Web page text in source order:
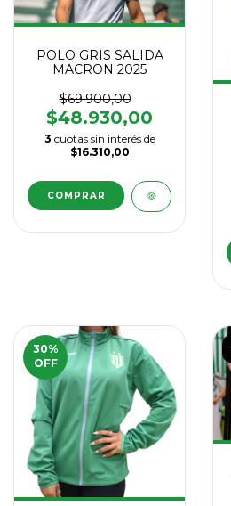
POLO GRIS SALIDA
MACRON 2025
$69.900,00
$48.930,00
3 cuotas sin interés de
$16.310,00
COMPRAR
30%
OFF